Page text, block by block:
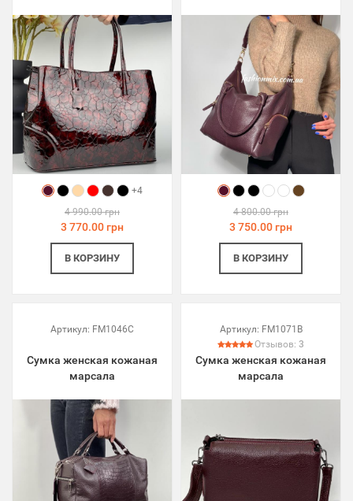
+4
4 990.00 грн
3 770.00 грн
В КОРЗИНУ
4 800.00 грн
3 750.00 грн
В КОРЗИНУ
Артикул: FM1046C
Сумка женская кожаная
марсала
Артикул: FM1071B
Отзывов: 3
Сумка женская кожаная
марсала